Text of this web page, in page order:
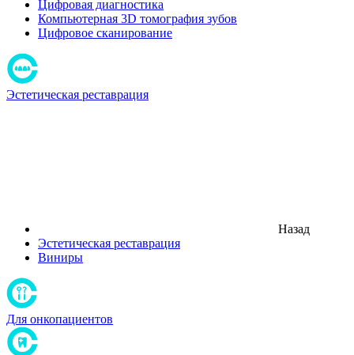
Цифровая диагностика
Компьютерная 3D томография зубов
Цифровое сканирование
Эстетическая реставрация
Назад
Эстетическая реставрация
Виниры
Для онкопациентов